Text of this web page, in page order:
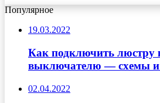
Популярное
19.03.2022
Как подключить люстру
выключателю — схемы и
02.04.2022